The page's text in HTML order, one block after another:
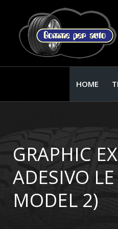
HOME
GRAPHIC
ADESIVO
MODEL 2)